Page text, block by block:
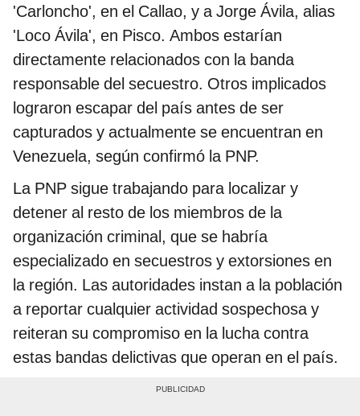
'Carloncho', en el Callao, y a Jorge Ávila, alias
'Loco Ávila', en Pisco. Ambos estarían
directamente relacionados con la banda
responsable del secuestro. Otros implicados
lograron escapar del país antes de ser
capturados y actualmente se encuentran en
Venezuela, según confirmó la PNP.
La PNP sigue trabajando para localizar y
detener al resto de los miembros de la
organización criminal, que se habría
especializado en secuestros y extorsiones en
la región. Las autoridades instan a la población
a reportar cualquier actividad sospechosa y
reiteran su compromiso en la lucha contra
estas bandas delictivas que operan en el país.